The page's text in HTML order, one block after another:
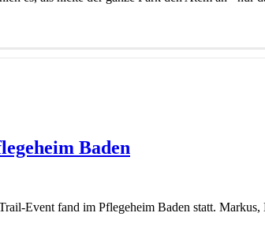
Baden
Event fand im Pflegeheim Baden statt.